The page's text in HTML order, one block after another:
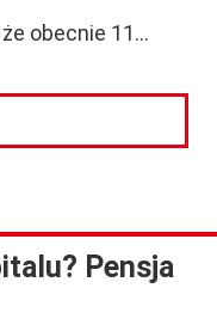
obecnie 11...
Pensja